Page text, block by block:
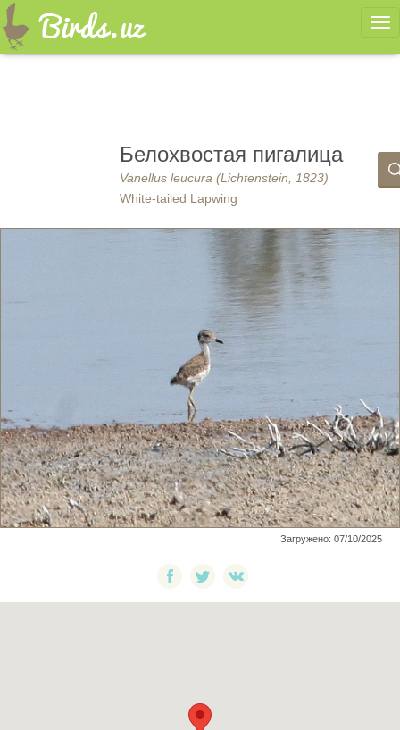
Белохвостая пигалица
Vanellus leucura (Lichtenstein, 1823)
White-tailed Lapwing
Загружено: 07/10/2025